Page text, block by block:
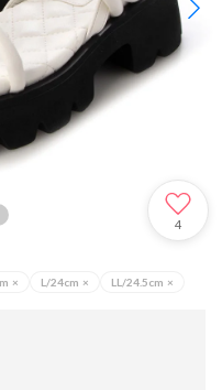
4
× L/24cm × LL/24.5cm ×